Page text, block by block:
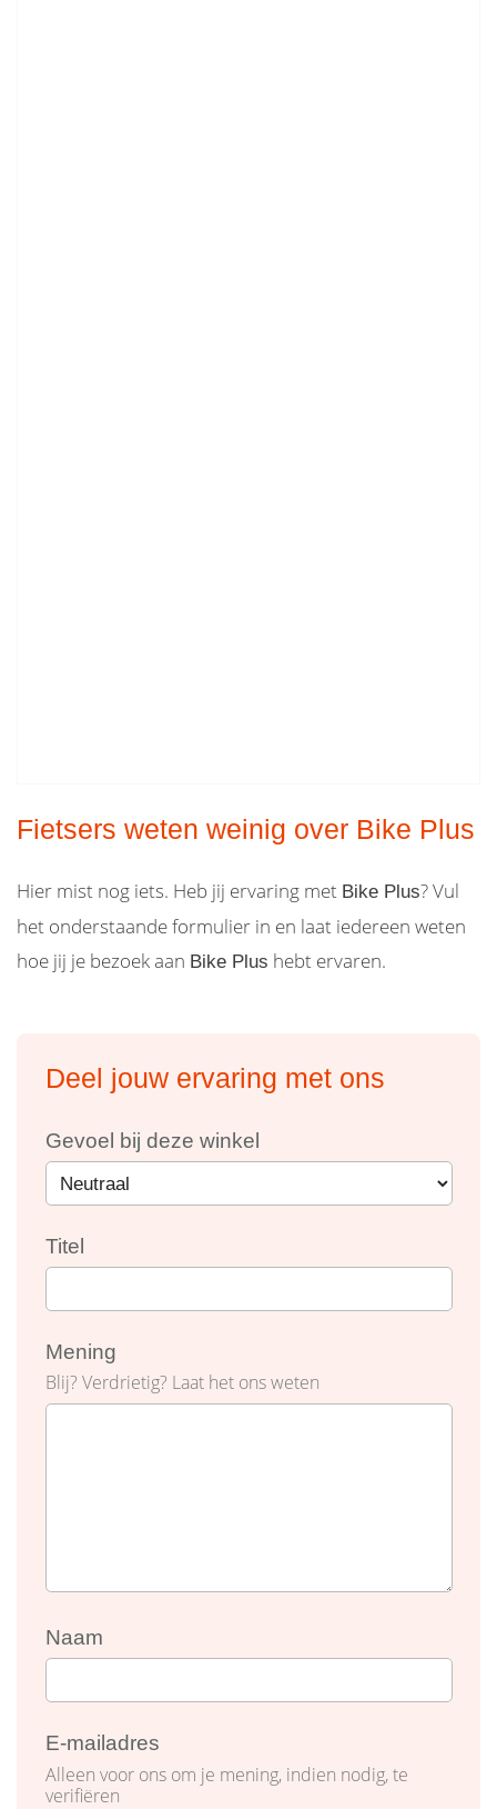
Fietsers weten weinig over Bike Plus
Hier mist nog iets. Heb jij ervaring met Bike Plus? Vul
het onderstaande formulier in en laat iedereen weten
hoe jij je bezoek aan Bike Plus hebt ervaren.
Deel jouw ervaring met ons
Gevoel bij deze winkel
Titel
Mening
Blij? Verdrietig? Laat het ons weten
Naam
E-mailadres
Alleen voor ons om je mening, indien nodig, te
verifiëren